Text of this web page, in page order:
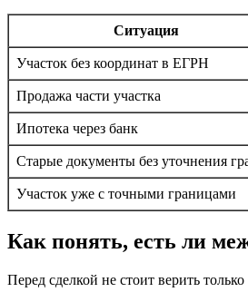
Ситуация
Участок без координат в ЕГРН
Продажа части участка
Ипотека через банк
Старые документы без уточнения
Участок уже с точными границами
Как понять, есть ли
Перед сделкой не стоит верить